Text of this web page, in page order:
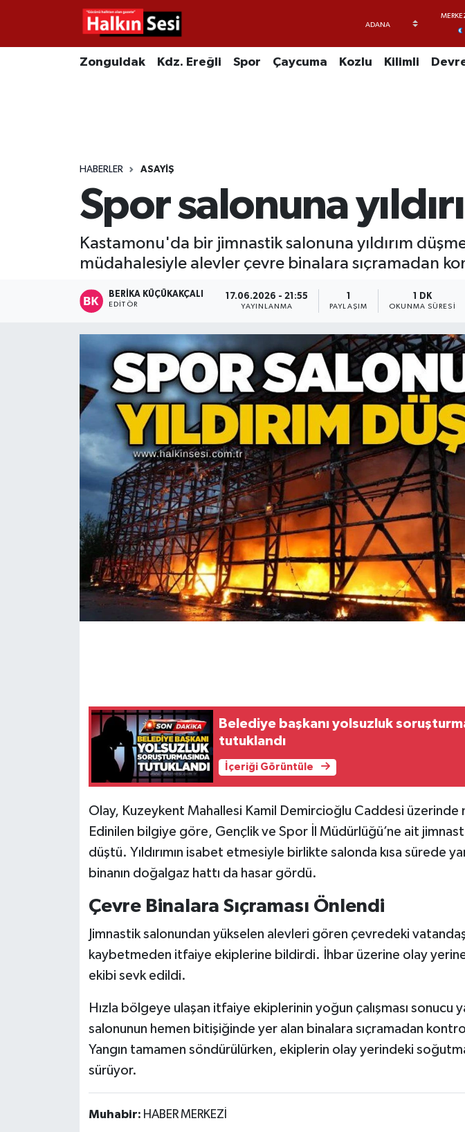
Zonguldak Kdz. Ereğli Spor Çaycuma Kozlu Kilimli
HABERLER ASAYIŞ
Spor salonuna
Kastamonu'da bir jimnastik salonuna yıldırım
müdahalesiyle alevler çevre binalara sıçramadan
BERIKA KÜÇÜKAKÇALI
EDITÖR
17.06.2026 - 21:55
YAYINLANMA
1
PAYLAŞIM
1 DK
OKUNMA SÜRESI
Belediye başkanı yolsuzluk
tutuklandı
İçeriği Görüntüle
Olay, Kuzeykent Mahallesi Kamil Demircioğlu Caddesi üzerinde
Edinilen bilgiye göre, Gençlik ve Spor İl Müdürlüğü’ne ait
düştü. Yıldırımın isabet etmesiyle birlikte salonda kısa sürede
binanın doğalgaz hattı da hasar gördü.
Çevre Binalara Sıçraması Önlendi
Jimnastik salonundan yükselen alevleri gören çevredeki
kaybetmeden itfaiye ekiplerine bildirdi. İhbar üzerine olay
ekibi sevk edildi.
Hızla bölgeye ulaşan itfaiye ekiplerinin yoğun çalışması sonucu
salonunun hemen bitişiğinde yer alan binalara sıçramadan kontrol
Yangın tamamen söndürülürken, ekiplerin olay yerindeki soğutma
sürüyor.
Muhabir: HABER MERKEZİ
Karabük
BİLİM VE TEKNOLOJİ
Ekonomi
MAGAZİN
Resmi İlan
Tüm Manşetler
Son Dakika Haberleri
Haber Arşivi